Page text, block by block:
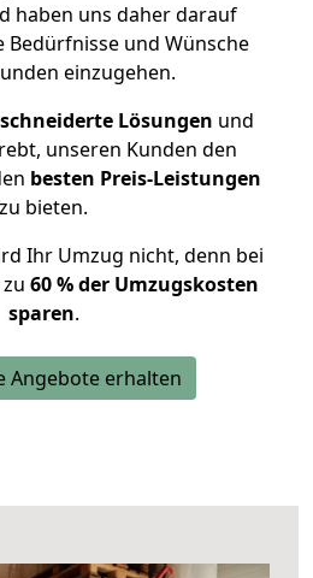
haben uns daher darauf
Bedürfnisse und Wünsche
einzugehen.
Lösungen und
unseren Kunden den
besten Preis-Leistungen
zu bieten.
Ihr Umzug nicht, denn bei
60 % der Umzugskosten
sparen.
Angebote erhalten